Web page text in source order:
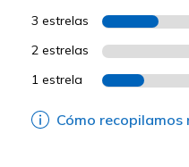
3 estrelas
2 estrelas
1 estrela
Cómo recopilamos